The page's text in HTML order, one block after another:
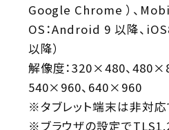
Google Chrome ）、
OS：Android 9 以降、
以降）
解像度：320×480、
540×960、640×960
※タブレット端末は非対応
※ブラウザの設定で